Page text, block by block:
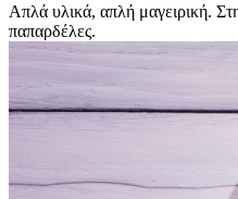
Απλά υλικά, απλή μαγειρική.
παπαρδέλες.